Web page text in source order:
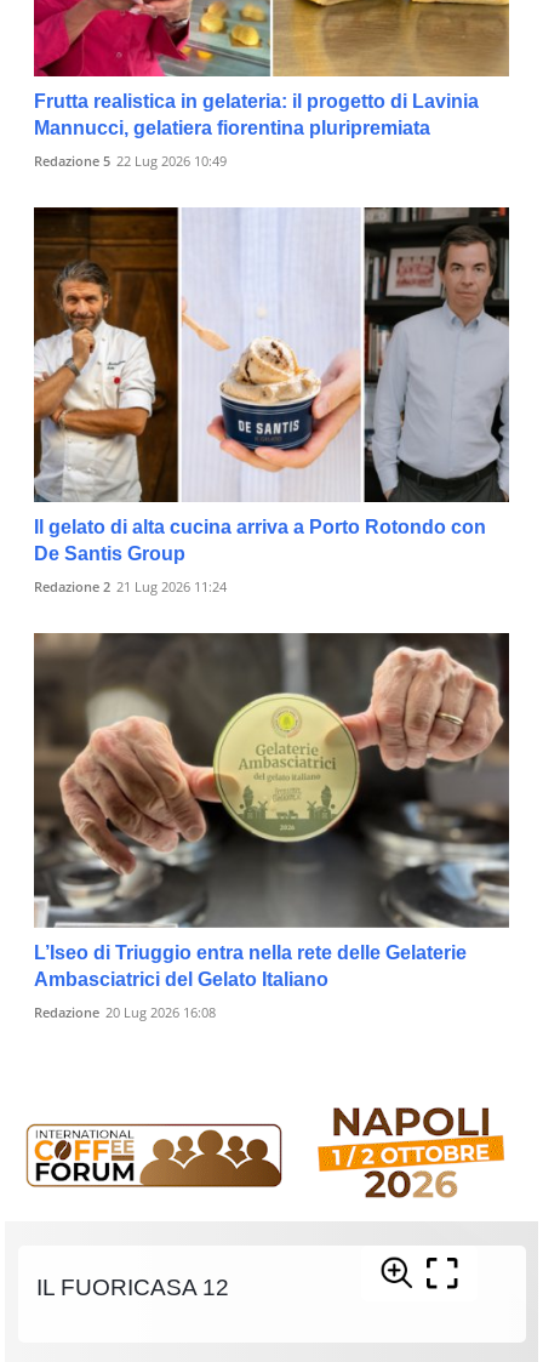
Frutta realistica in gelateria: il progetto di Lavinia
Mannucci, gelatiera fiorentina pluripremiata
Redazione 5 22 Lug 2026 10:49
Il gelato di alta cucina arriva a Porto Rotondo con
De Santis Group
Redazione 2 21 Lug 2026 11:24
L’Iseo di Triuggio entra nella rete delle Gelaterie
Ambasciatrici del Gelato Italiano
Redazione 20 Lug 2026 16:08